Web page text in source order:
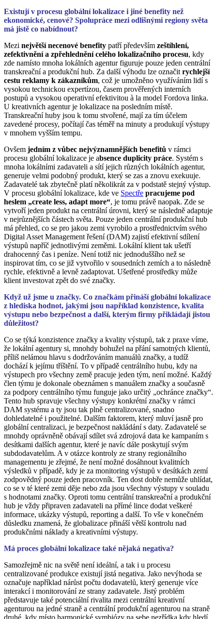
Existují v procesu globální lokalizace i jiné benefity než
ekonomické, cenové? Spolupráce mezi odlišnými regiony světa
má jistě co nabídnout?
Mezi největší necenové benefity patří především zeštíhlení,
zefektivnění a zpřehlednění celého lokalizačního procesu, kdy
zde namísto mnoha lokálních agentur figuruje pouze jeden centrální
transkreační a produkční hub. Za další výhodu lze označitrychlejší
cestu reklamy k zákazníkům, což je umožněno využíváním lidí s
vysokou technickou expertízou, časem prověřených interních
postupů a vysokou operativní efektivitou à la model Fordova linka.
U kreativních agentur je lokalizace na posledním místě.
Transkreační huby jsou k tomu stvořené, mají za tím účelem
zavedené procesy, počítají čas téměř na minuty a produkují výstupy
v mnohem vyšším tempu.
Ovšem jedním z vůbec nejvýznamnějších benefitů v rámci
procesu globální lokalizace je absence duplicity práce. Systém s
mnoha lokálními zadavateli a sítí jejich různých lokálních agentur,
generuje velmi podobný produkt, který se zas a znovu exekuuje.
Zadavatelé tak zbytečně platí několikrát za v podstatě stejný výstup.
V procesu globální lokalizace, kde ve Spectře pracujeme pod
heslem „create less, adapt more“, je tomu právě naopak. Zde se
vytvoří jeden produkt na centrální úrovni, který se následně adaptuje
v nejrůznějších částech světa. Pouze jeden centrální produkční hub
má přehled, co se pro jakou zemi vyrobilo a prostřednictvím svého
Digital Asset Management řešení (DAM) zajistí efektivní sdílení
výstupů napříč jednotlivými zeměmi. Lokální klient tak ušetří
drahocenný čas i peníze. Není totiž nic jednoduššího než se
inspirovat tím, co se již vytvořilo v sousedních zemích a to následně
rychle, efektivně a levně zadaptovat. Ušetřené prostředky může
klient investovat zpět do své značky.
Když už jsme u značky. Co značkám přináší globální lokalizace
z hlediska hodnot, jakými jsou například konzistence, kvalita
výstupu nebo bezpečnost a další, kterým firmy přikládají jistou
důležitost?
Co se týká konzistence značky a kvality výstupů, tak z praxe víme,
že lokální agentury si, mnohdy bohužel na přání samotných klientů,
příliš nelámou hlavu s dodržováním manuálů značky, a tudíž
dochází k jejímu tříštění. To v případě centrálního hubu, kdy na
výstupech pro všechny země pracuje jeden tým, není možné. Každý
člen týmu je dokonale obeznámen s manuálem značky a současně
za podpory centrálního týmu funguje jako určitý „ochránce značky“.
Tento hub spravuje všechny výstupy konkrétní značky v rámci
DAM systému a ty jsou tak plně centralizované, snadno
dohledatelné i použitelné. Dalším faktorem, který mluví jasně pro
globální centralizaci, je bezpečnost nakládání s daty. Zadavatelé se
mnohdy oprávněně obávají sdílet svá zdrojová data ke kampaním s
desítkami dalších agentur, které je navíc dále poskytují svým
subdodavatelům. A v otázce kontroly ze strany regionálního
managementu je zřejmé, že není možné dosáhnout kvalitních
výsledků v případě, kdy je za monitoring výstupů v desítkách zemí
zodpovědný pouze jeden pracovník. Ten dost dobře nemůže uhlídat,
co se v té které zemi děje nebo zda jsou všechny výstupy v souladu
s hodnotami značky. Oproti tomu centrální transkreační a produkční
hub je vždy připraven zadavateli na přímé lince dodat veškeré
informace, ukázky výstupů, reporting a další. To vše v konečném
důsledku znamená, že globalizace přináší větší kontrolu nad
produkčními náklady a kreativními výstupy.
Má proces globální lokalizace také nějaká negativa?
Samozřejmě nic na světě není ideální, a tak i u procesu
centralizované produkce existují jistá negativa. Jako nevýhoda se
označuje například nárůst počtu dodavatelů, který generuje více
interakcí i monitorování ze strany zadavatele. Jistý problém
představuje také potenciální rivalita mezi centrální kreativní
agenturou na jedné straně a centrální produkční agenturou na straně